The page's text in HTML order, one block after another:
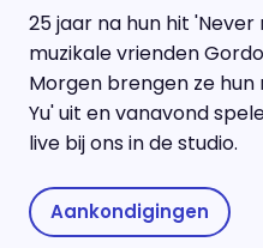
25 jaar na hun hit
muzikale vrienden
Morgen brengen ze hun
Yu' uit en vanavond
live bij ons in de studio.
Aankondigingen